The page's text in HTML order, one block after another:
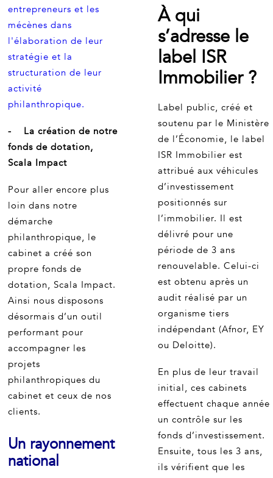
entrepreneurs et les
mécènes dans
l'élaboration de leur
stratégie et la
structuration de leur
activité
philanthropique.
- La création de notre
fonds de dotation,
Scala Impact
Pour aller encore plus
loin dans notre
démarche
philanthropique, le
cabinet a créé son
propre fonds de
dotation, Scala Impact.
Ainsi nous disposons
désormais d’un outil
performant pour
accompagner les
projets
philanthropiques du
cabinet et ceux de nos
clients.
Un rayonnement
national
À qui
s’adresse le
label ISR
Immobilier ?
Label public, créé et
soutenu par le Ministère
de l’Économie, le label
ISR Immobilier est
attribué aux véhicules
d’investissement
positionnés sur
l’immobilier. Il est
délivré pour une
période de 3 ans
renouvelable. Celui-ci
est obtenu après un
audit réalisé par un
organisme tiers
indépendant (Afnor, EY
ou Deloitte).
En plus de leur travail
initial, ces cabinets
effectuent chaque année
un contrôle sur les
fonds d’investissement.
Ensuite, tous les 3 ans,
ils vérifient que les